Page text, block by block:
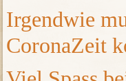
Irgendwie
CoronaZeit